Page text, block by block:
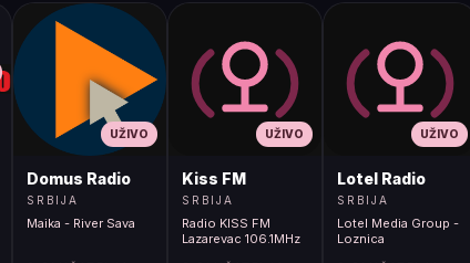
UŽIVO
Domus Radio
SRBIJA
Maika - River Sava
UŽIVO
Kiss FM
SRBIJA
Radio KISS FM
Lazarevac 106.1MHz
UŽIVO
Lotel Radio
SRBIJA
Lotel Media Group -
Loznica